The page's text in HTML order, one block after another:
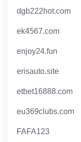
dgb222hot.com
ek4567.com
enjoy24.fun
erisauto.site
etbet16888.com
eu369clubs.com
FAFA123